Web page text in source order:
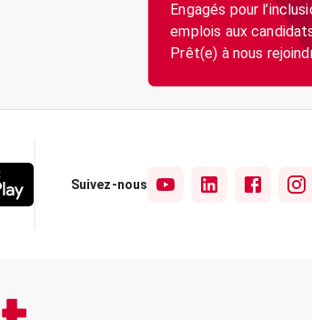
Engagés pour
emplois aux
Suivez-nous